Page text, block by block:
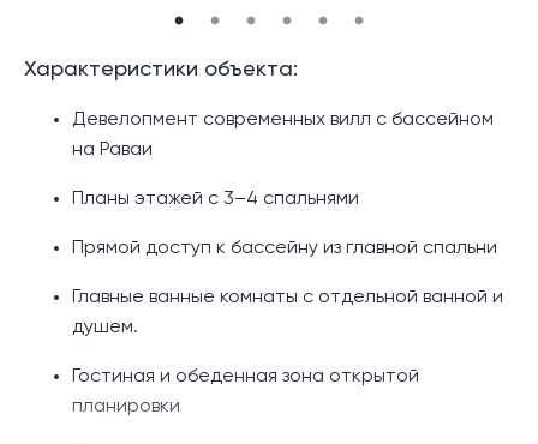
Характеристики объекта:
Девелопмент современных вилл с бассейном
на Раваи
Планы этажей с 3–4 спальнями
Прямой доступ к бассейну из главной спальни
Главные ванные комнаты с отдельной ванной и
душем.
Гостиная и обеденная зона открытой
планировки